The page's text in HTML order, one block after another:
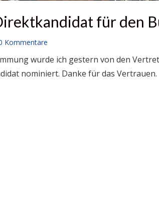
für den
Kommentare
wurde ich gestern von den
nominiert. Danke für das Vertrauen.